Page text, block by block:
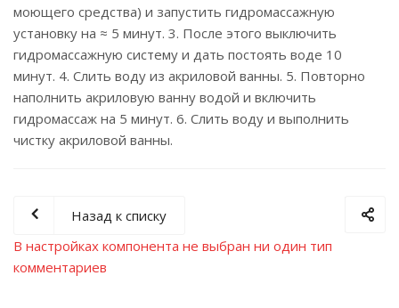
моющего средства) и запустить гидромассажную
установку на ≈ 5 минут. 3. После этого выключить
гидромассажную систему и дать постоять воде 10
минут. 4. Слить воду из акриловой ванны. 5. Повторно
наполнить акриловую ванну водой и включить
гидромассаж на 5 минут. 6. Слить воду и выполнить
чистку акриловой ванны.
Назад к списку
В настройках компонента не выбран ни один тип
комментариев